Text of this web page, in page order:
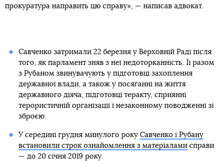
прокуратура направить цю справу», — написав адвокат.
Савченко затримали 22 березня у Верховній Раді після
того, як парламент зняв з неї недоторканність. Її разом
з Рубаном звинувачують у підготовці захоплення
державної влади, а також у посяганні на життя
державного діяча, підготовці теракту, сприянні
терористичній організації і незаконному поводженні зі
зброєю.
У середині грудня минулого року Савченко і Рубану
встановили строк ознайомлення з матеріаламисправи
— до 20 січня 2019 року.